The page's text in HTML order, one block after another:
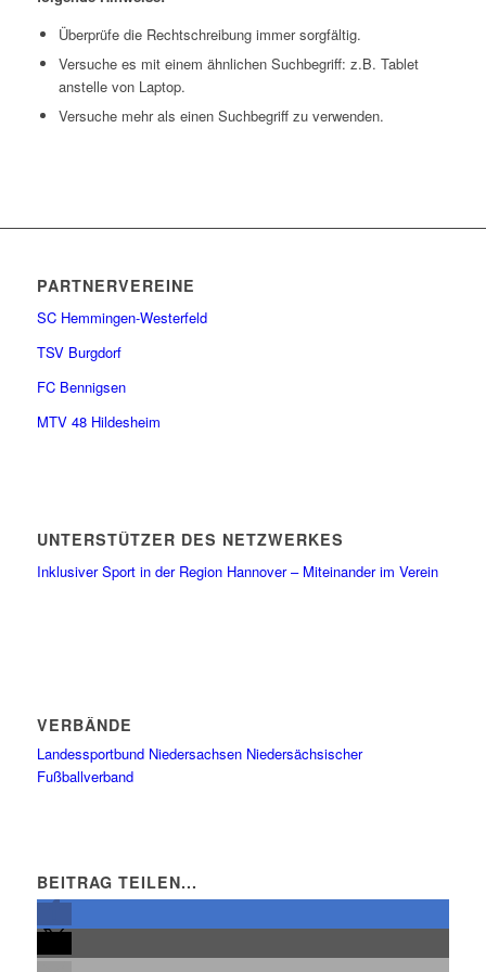
Überprüfe die Rechtschreibung immer sorgfältig.
Versuche es mit einem ähnlichen Suchbegriff: z.B. Tablet
anstelle von Laptop.
Versuche mehr als einen Suchbegriff zu verwenden.
PARTNERVEREINE
SC Hemmingen-Westerfeld
TSV Burgdorf
FC Bennigsen
MTV 48 Hildesheim
UNTERSTÜTZER DES NETZWERKES
Inklusiver Sport in der Region Hannover – Miteinander im Verein
VERBÄNDE
Landessportbund Niedersachsen Niedersächsischer
Fußballverband
BEITRAG TEILEN...